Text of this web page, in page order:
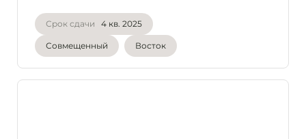
Срок сдачи 4 кв. 2025
Совмещенный Восток